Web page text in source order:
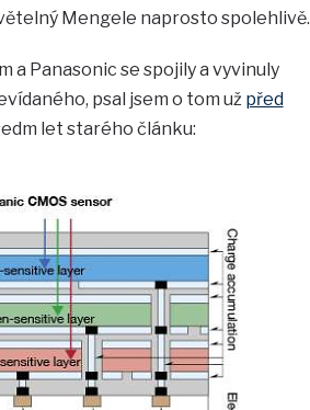
Mengele naprosto spolehlivě.
a Panasonic se spojily a vyvinuly
psal jsem o tom už před
let starého článku: